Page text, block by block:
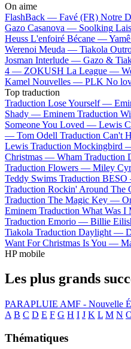
On aime
FlashBack — Favé (FR) Notre
Gazo Casanova — Soolking
Heuss L'enfoiré Bécane —Yamê
Werenoi Meuda — Tiakola
Josman Interlude — Gazo &
4 — ZOKUSH La League —
Kamel Nouvelles — PLK No
Top traduction
Traduction Lose Yourself —
Shady — Eminem Traduction
Someone You Loved — Lewis
— Tom Odell Traduction Can't
Lewis Traduction Mockingbird
Christmas — Wham Traduction
Traduction Flowers — Miley
Teddy Swims Traduction
Traduction Rockin' Around The
Traduction The Magic Key —
Eminem Traduction What Was
Traduction Emorio — Billie
Tiakola Traduction Daylight —
Want For Christmas Is You —
HP mobile
Les plus grands
PARAPLUIE AMF - Nouvelle
A B C D E F G H I J K L M N
Thématiques